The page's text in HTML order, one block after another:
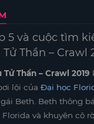
5 và cuộc tìm
Thần – Crawl
Thần – Crawl 2019
lội của Đại học
Beth. Beth thông
và khuyên cô